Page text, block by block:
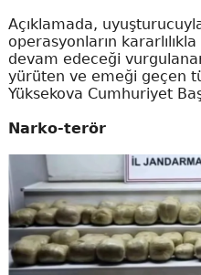
Açıklamada,
operasyonların
devam edeceği
yürüten ve emeği geçen
Yüksekova Cumhuriyet
Narko-terör